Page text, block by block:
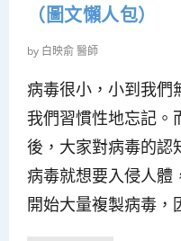
（圖文懶人包）
by 白映俞 醫師
病毒很小，小到我們
我們習慣性地忘記。
後，大家對病毒的認
病毒就想要入侵人體
開始大量複製病毒，